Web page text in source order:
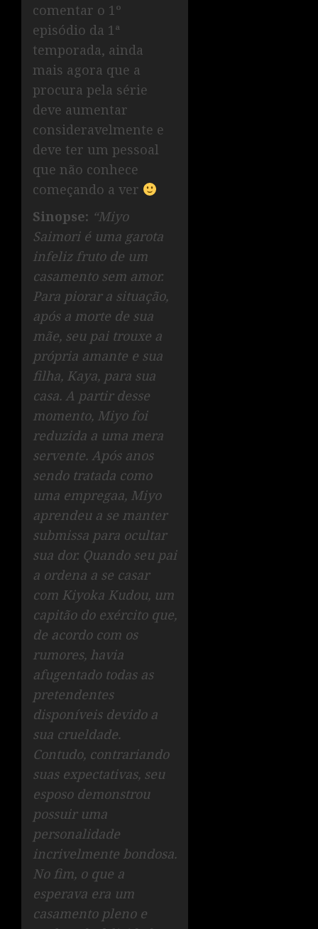
comentar o 1º
episódio da 1ª
temporada, ainda
mais agora que a
procura pela série
deve aumentar
consideravelmente e
deve ter um pessoal
que não conhece
começando a ver
Sinopse: “Miyo
Saimori é uma garota
infeliz fruto de um
casamento sem amor.
Para piorar a situação,
após a morte de sua
mãe, seu pai trouxe a
própria amante e sua
filha, Kaya, para sua
casa. A partir desse
momento, Miyo foi
reduzida a uma mera
servente. Após anos
sendo tratada como
uma empregaa, Miyo
aprendeu a se manter
submissa para ocultar
sua dor. Quando seu pai
a ordena a se casar
com Kiyoka Kudou, um
capitão do exército que,
de acordo com os
rumores, havia
afugentado todas as
pretendentes
disponíveis devido a
sua crueldade.
Contudo, contrariando
suas expectativas, seu
esposo demonstrou
possuir uma
personalidade
incrivelmente bondosa.
No fim, o que a
esperava era um
casamento pleno e